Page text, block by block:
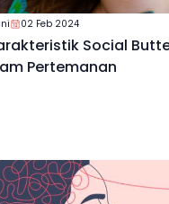
02 Feb 2024
Social
Pertemanan